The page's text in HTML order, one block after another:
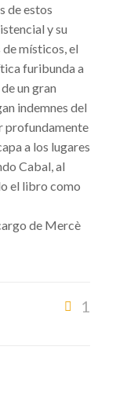
de estos
y su
místicos, el
furibunda a
un gran
indemnes del
profundamente
a los lugares
Cabal, al
el libro como
de Mercè
1